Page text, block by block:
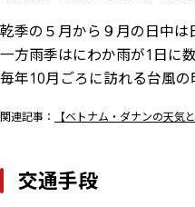
乾季の５月から９月の日中は
一方雨季はにわか雨が1日に
毎年10月ごろに訪れる台風の
関連記事： 【ベトナム・ダナンの天気
交通手段